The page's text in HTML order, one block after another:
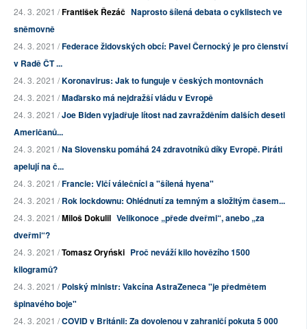
24. 3. 2021 /František Řezáč Naprosto šílená debata o cyklistech ve
sněmovně
24. 3. 2021 /Federace židovských obcí: Pavel Černocký je pro členství
v Radě ČT ...
24. 3. 2021 /Koronavirus: Jak to funguje v českých montovnách
24. 3. 2021 /Maďarsko má nejdražší vládu v Evropě
24. 3. 2021 /Joe Biden vyjadřuje lítost nad zavražděním dalších deseti
Američanů...
24. 3. 2021 /Na Slovensku pomáhá 24 zdravotníků díky Evropě. Piráti
apelují na č...
24. 3. 2021 /Francie: Vlčí válečníci a "šílená hyena"
24. 3. 2021 /Rok lockdownu: Ohlédnutí za temným a složitým časem...
24. 3. 2021 /Miloš Dokulil Velikonoce „přede dveřmi“, anebo „za
dveřmi“?
24. 3. 2021 /Tomasz Oryński Proč neváží kilo hovězího 1500
kilogramů?
24. 3. 2021 /Polský ministr: Vakcína AstraZeneca "je předmětem
špinavého boje"
24. 3. 2021 /COVID v Británii: Za dovolenou v zahraničí pokuta 5 000